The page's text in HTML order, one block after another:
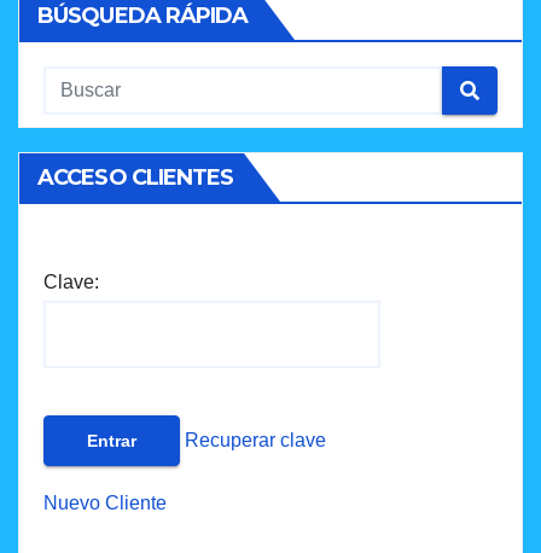
BÚSQUEDA RÁPIDA
ACCESO CLIENTES
Clave:
Recuperar clave
Nuevo Cliente